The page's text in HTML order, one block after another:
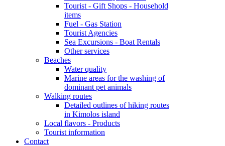
Tourist - Gift Shops - Household
items
Fuel - Gas Station
Tourist Agencies
Sea Excursions - Boat Rentals
Other services
Beaches
Water quality
Marine areas for the washing of
dominant pet animals
Walking routes
Detailed outlines of hiking routes
in Kimolos island
Local flavors - Products
Tourist information
Contact